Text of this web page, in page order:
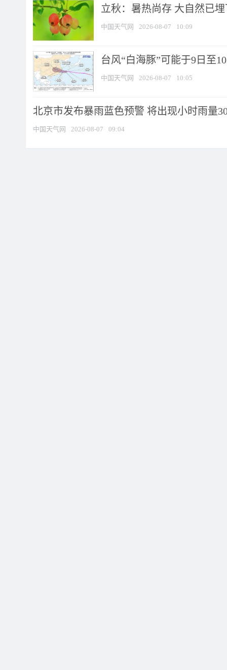
立秋：暑热尚存 大自然已
中国天气网 2026-08-07 10:09
台风“白海豚”可能于9日至
中国天气网 2026-08-07 10:05
北京市发布暴雨蓝色预警 将出现小时雨量
中国天气网 2026-08-07 09:04